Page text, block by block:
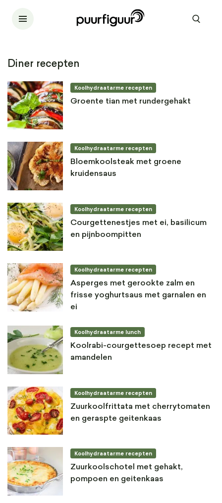
Diner recepten
Koolhydraatarme recepten
Groente tian met rundergehakt
Koolhydraatarme recepten
Bloemkoolsteak met groene
kruidensaus
Koolhydraatarme recepten
Courgettenestjes met ei, basilicum
en pijnboompitten
Koolhydraatarme recepten
Asperges met gerookte zalm en
frisse yoghurtsaus met garnalen en
ei
Koolhydraatarme lunch
Koolrabi-courgettesoep recept met
amandelen
Koolhydraatarme recepten
Zuurkoolfrittata met cherrytomaten
en geraspte geitenkaas
Koolhydraatarme recepten
Zuurkoolschotel met gehakt,
pompoen en geitenkaas